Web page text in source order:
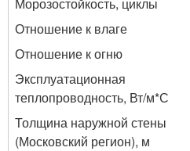
Отношение к влаге
Отношение к огню
Эксплуатационная
теплопроводность, Вт/м*С
Толщина наружной стены
(Московский регион), м